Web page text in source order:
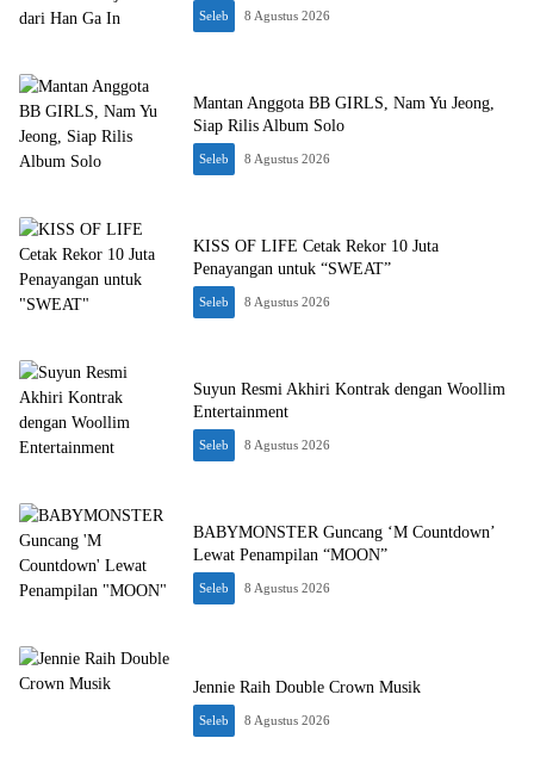
Seleb 8 Agustus 2026
Mantan Anggota BB GIRLS, Nam Yu Jeong,
Siap Rilis Album Solo
Seleb 8 Agustus 2026
KISS OF LIFE Cetak Rekor 10 Juta
Penayangan untuk “SWEAT”
Seleb 8 Agustus 2026
Suyun Resmi Akhiri Kontrak dengan Woollim
Entertainment
Seleb 8 Agustus 2026
BABYMONSTER Guncang ‘M Countdown’
Lewat Penampilan “MOON”
Seleb 8 Agustus 2026
Jennie Raih Double Crown Musik
Seleb 8 Agustus 2026